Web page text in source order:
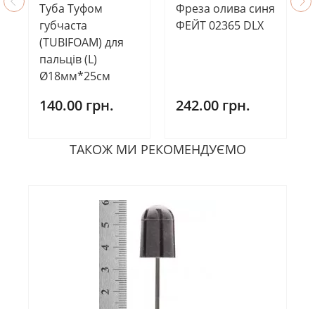
Туба Туфом
губчаста
(TUBIFOAM) для
пальців (L)
Ø18мм*25см
140.00 грн.
Фреза олива синя
ФЕЙТ 02365 DLX
242.00 грн.
ТАКОЖ МИ РЕКОМЕНДУЄМО